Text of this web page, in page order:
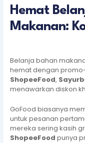
Hemat
Makanan:
Belanja bahan
hemat dengan
ShopeeFood,
menawarkan diskon
GoFood biasanya
untuk pesanan
mereka sering kasih
ShopeeFood punya